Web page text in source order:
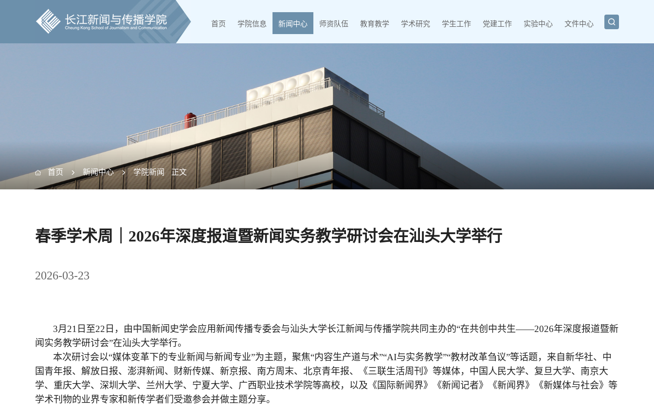
首页 学院信息 新闻中心 师资队伍 教育教学 学术研究 学生工作 党建工作 实验中心 文件中心 
 首页  新闻中心  学院新闻 正文
春季学术周｜2026年深度报道暨新闻实务教学研讨会在汕头大学举行
2026-03-23
3月21日至22日，由中国新闻史学会应用新闻传播专委会与汕头大学长江新闻与传播学院共同主办的“在共创中共生——2026年深度报道暨新
闻实务教学研讨会”在汕头大学举行。
本次研讨会以“媒体变革下的专业新闻与新闻专业”为主题，聚焦“内容生产道与术”“AI与实务教学”“教材改革刍议”等话题，来自新华社、中
国青年报、解放日报、澎湃新闻、财新传媒、新京报、南方周末、北京青年报、《三联生活周刊》等媒体，中国人民大学、复旦大学、南京大
学、重庆大学、深圳大学、兰州大学、宁夏大学、广西职业技术学院等高校，以及《国际新闻界》《新闻记者》《新闻界》《新媒体与社会》等
学术刊物的业界专家和新传学者们受邀参会并做主题分享。